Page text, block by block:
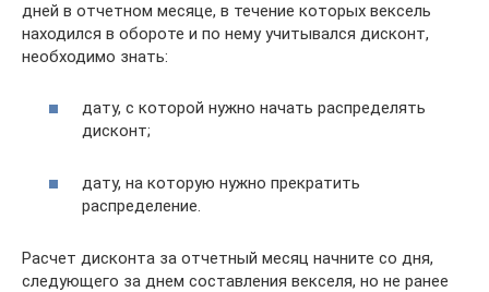
дней в отчетном месяце, в течение которых вексель
находился в обороте и по нему учитывался дисконт,
необходимо знать:
дату, с которой нужно начать распределять
дисконт;
дату, на которую нужно прекратить
распределение.
Расчет дисконта за отчетный месяц начните со дня,
следующего за днем составления векселя, но не ранее